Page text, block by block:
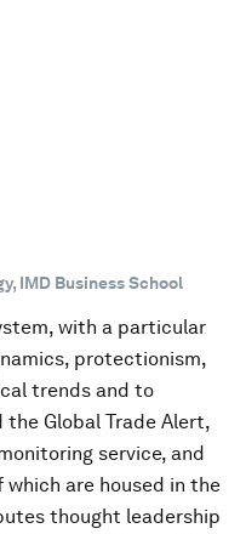
IMD Business School
with a particular
protectionism,
trends and to
Global Trade Alert,
service, and
are housed in the
thought leadership